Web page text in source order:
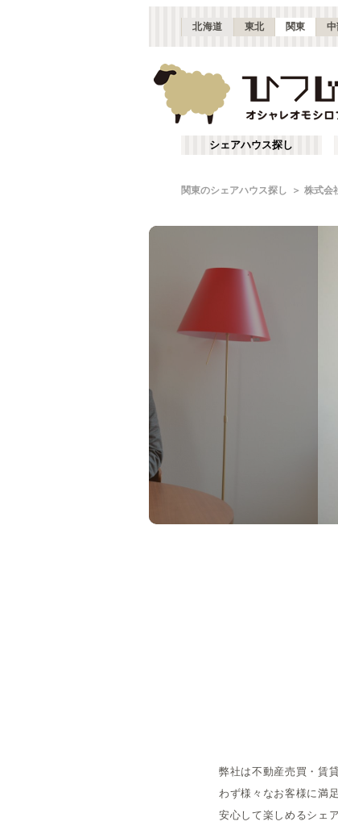
北海道 東北 関東
シェアハウス探し
関東のシェアハウス探し 株式会
弊社は不動産売買・賃
わず様々なお客様に満
安心して楽しめるシェ